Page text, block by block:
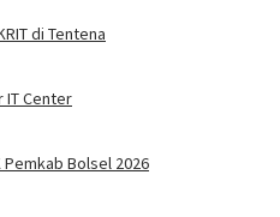
di Tentena
IT Center
Bolsel 2026